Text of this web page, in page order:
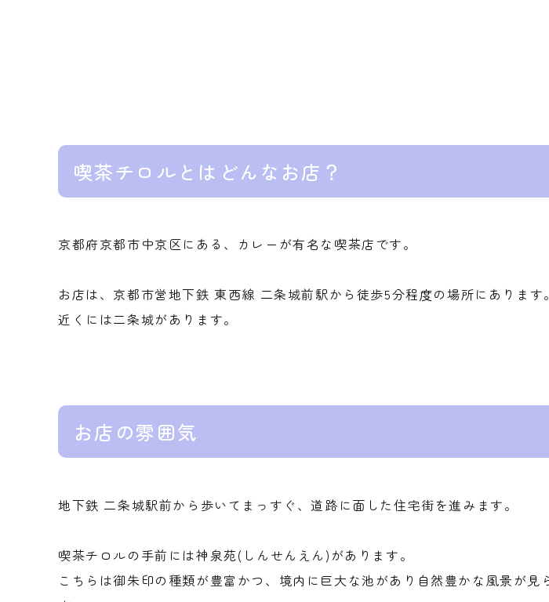
喫茶チロルとはどんなお店？
京都府京都市中京区にある、カレーが有名な喫茶店です。
お店は、京都市営地下鉄 東西線 二条城前駅から徒歩5分程度の場所にあります。
近くには二条城があります。
お店の雰囲気
地下鉄 二条城駅前から歩いてまっすぐ、道路に面した住宅街を進みます。
喫茶チロルの手前には神泉苑(しんせんえん)があります。
こちらは御朱印の種類が豊富かつ、境内に巨大な池があり自然豊かな風景が見